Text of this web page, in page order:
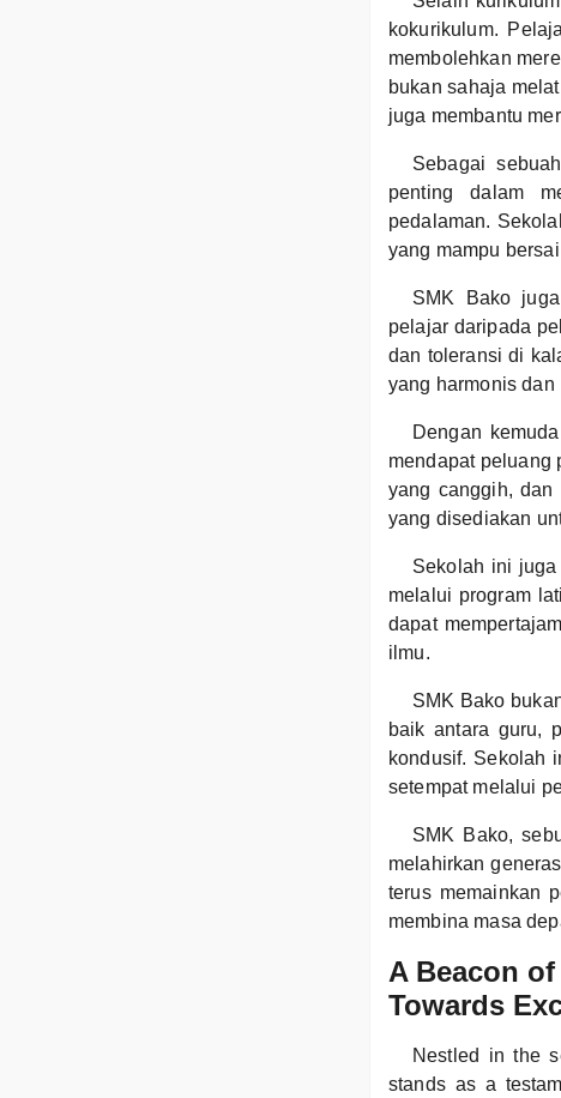
kokurikulum.
membolehkan
bukan sahaja
juga membantu
Sebagai
penting dalam
pedalaman.
yang mampu
SMK Bako
pelajar daripada
dan toleransi di
yang harmonis dan
Dengan
mendapat peluang
yang canggih, dan
yang disediakan
Sekolah ini
melalui program
dapat
ilmu.
SMK Bako
baik antara guru,
kondusif. Sekolah
setempat melalui
SMK Bako,
melahirkan
terus memainkan
membina masa
A Beacon
Towards
Nestled in the
stands as a